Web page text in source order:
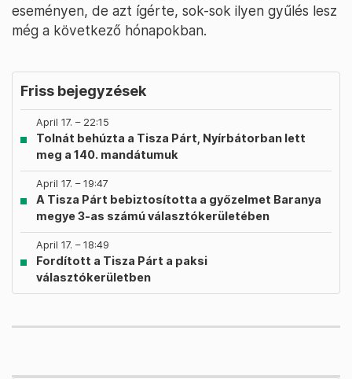
eseményen, de azt ígérte, sok-sok ilyen gyűlés lesz
még a következő hónapokban.
Friss bejegyzések
April 17. – 22:15
Tolnát behúzta a Tisza Párt, Nyírbátorban lett
meg a 140. mandátumuk
April 17. – 19:47
A Tisza Párt bebiztosította a győzelmet Baranya
megye 3-as számú választókerületében
April 17. – 18:49
Fordított a Tisza Párt a paksi
választókerületben